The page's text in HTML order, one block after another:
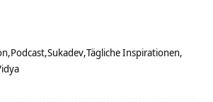
Podcast Sukadev Tägliche Inspirationen